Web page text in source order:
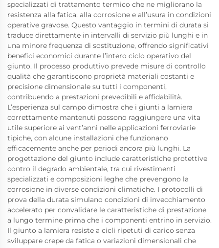
specializzati di trattamento termico che ne migliorano la
resistenza alla fatica, alla corrosione e all’usura in condizioni
operative gravose. Questo vantaggio in termini di durata si
traduce direttamente in intervalli di servizio più lunghi e in
una minore frequenza di sostituzione, offrendo significativi
benefici economici durante l’intero ciclo operativo del
giunto. Il processo produttivo prevede misure di controllo
qualità che garantiscono proprietà materiali costanti e
precisione dimensionale su tutti i componenti,
contribuendo a prestazioni prevedibili e affidabilità.
L’esperienza sul campo dimostra che i giunti a lamiera
correttamente mantenuti possono raggiungere una vita
utile superiore ai vent’anni nelle applicazioni ferroviarie
tipiche, con alcune installazioni che funzionano
efficacemente anche per periodi ancora più lunghi. La
progettazione del giunto include caratteristiche protettive
contro il degrado ambientale, tra cui rivestimenti
specializzati e composizioni leghe che prevengono la
corrosione in diverse condizioni climatiche. I protocolli di
prova della durata simulano condizioni di invecchiamento
accelerato per convalidare le caratteristiche di prestazione
a lungo termine prima che i componenti entrino in servizio.
Il giunto a lamiera resiste a cicli ripetuti di carico senza
sviluppare crepe da fatica o variazioni dimensionali che